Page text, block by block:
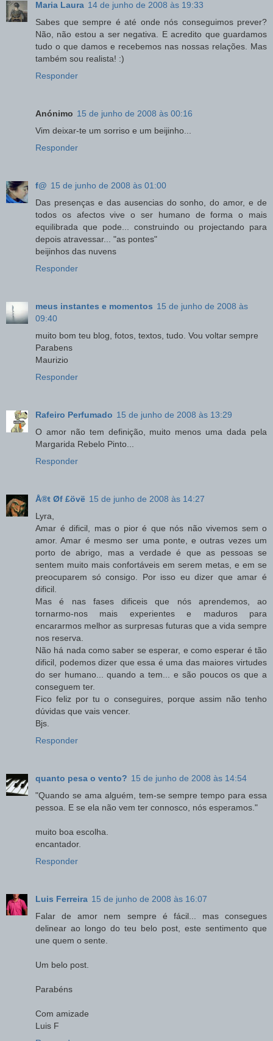
Maria Laura 14 de junho de 2008 às 19:33
Sabes que sempre é até onde nós conseguimos prever?
Não, não estou a ser negativa. E acredito que guardamos
tudo o que damos e recebemos nas nossas relações. Mas
também sou realista! :)
Responder
Anónimo 15 de junho de 2008 às 00:16
Vim deixar-te um sorriso e um beijinho...
Responder
f@ 15 de junho de 2008 às 01:00
Das presenças e das ausencias do sonho, do amor, e de
todos os afectos vive o ser humano de forma o mais
equilibrada que pode... construindo ou projectando para
depois atravessar... "as pontes"
beijinhos das nuvens
Responder
meus instantes e momentos 15 de junho de 2008 às
09:40
muito bom teu blog, fotos, textos, tudo. Vou voltar sempre
Parabens
Maurizio
Responder
Rafeiro Perfumado 15 de junho de 2008 às 13:29
O amor não tem definição, muito menos uma dada pela
Margarida Rebelo Pinto...
Responder
Å®t Øf £övë 15 de junho de 2008 às 14:27
Lyra,
Amar é dificil, mas o pior é que nós não vivemos sem o
amor. Amar é mesmo ser uma ponte, e outras vezes um
porto de abrigo, mas a verdade é que as pessoas se
sentem muito mais confortáveis em serem metas, e em se
preocuparem só consigo. Por isso eu dizer que amar é
dificil.
Mas é nas fases dificeis que nós aprendemos, ao
tornarmo-nos mais experientes e maduros para
encararmos melhor as surpresas futuras que a vida sempre
nos reserva.
Não há nada como saber se esperar, e como esperar é tão
dificil, podemos dizer que essa é uma das maiores virtudes
do ser humano... quando a tem... e são poucos os que a
conseguem ter.
Fico feliz por tu o conseguires, porque assim não tenho
dúvidas que vais vencer.
Bjs.
Responder
quanto pesa o vento? 15 de junho de 2008 às 14:54
"Quando se ama alguém, tem-se sempre tempo para essa
pessoa. E se ela não vem ter connosco, nós esperamos."
muito boa escolha.
encantador.
Responder
Luis Ferreira 15 de junho de 2008 às 16:07
Falar de amor nem sempre é fácil... mas consegues
delinear ao longo do teu belo post, este sentimento que
une quem o sente.
Um belo post.
Parabéns
Com amizade
Luis F